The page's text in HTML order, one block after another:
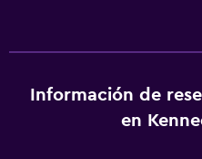
Gel de ducha
Aire acondicionado
Información de
en